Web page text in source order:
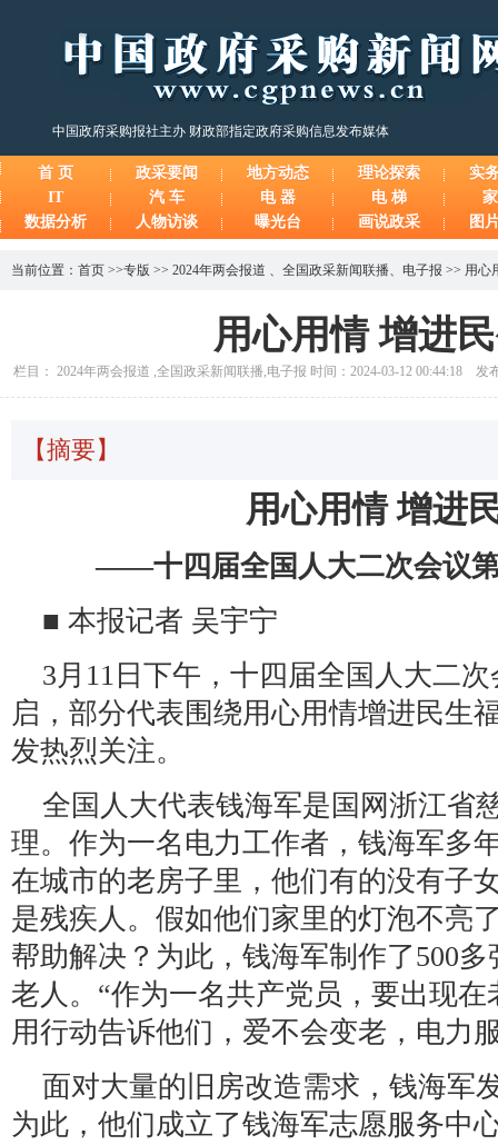
中国政府采购报社主办 财政部指定政府采购信息发布媒体
首 页 政采要闻 地方动态 理论探索
实
IT
汽 车 电 器 电 梯
数据分析
人物访谈 曝光台 画说政采 图
当前位置： 首页 >>专版 >> 2024年两会报道 、 全国政采新闻联播、 电子报 >> 用心
用心用情 增进
栏目： 2024年两会报道 ,全国政采新闻联播,电子报 时间：2024-03-12 00:44:18 发
【摘要】
用心用情 增进
——十四届全国人大二次会议
■ 本报记者 吴宇宁
3月11日下午，十四届全国人大二
启，部分代表围绕用心用情增进民生
发热烈关注。
全国人大代表钱海军是国网浙江省
理。作为一名电力工作者，钱海军多
在城市的老房子里，他们有的没有子
是残疾人。假如他们家里的灯泡不亮
帮助解决？为此，钱海军制作了500
老人。“作为一名共产党员，要出现
用行动告诉他们，爱不会变老，电力
面对大量的旧房改造需求，钱海军
为此，他们成立了钱海军志愿服务中